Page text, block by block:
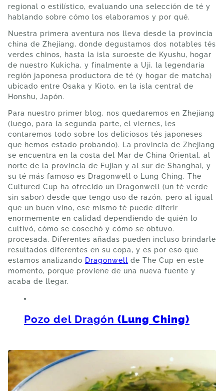
regional o estilístico, evaluando una selección de té y
hablando sobre cómo los elaboramos y por qué.
Nuestra primera aventura nos lleva desde la provincia
china de Zhejiang, donde degustamos dos notables tés
verdes chinos, hasta la isla suroeste de Kyushu, hogar
de nuestro Kukicha, y finalmente a Uji, la legendaria
región japonesa productora de té (y hogar de matcha)
ubicado entre Osaka y Kioto, en la isla central de
Honshu, Japón.
Para nuestro primer blog, nos quedaremos en Zhejiang
(luego, para la segunda parte, el viernes, les
contaremos todo sobre los deliciosos tés japoneses
que hemos estado probando). La provincia de Zhejiang
se encuentra en la costa del Mar de China Oriental, al
norte de la provincia de Fujian y al sur de Shanghai, y
su té más famoso es Dragonwell o Lung Ching. The
Cultured Cup ha ofrecido un Dragonwell (un té verde
sin sabor) desde que tengo uso de razón, pero al igual
que un buen vino, ese mismo té puede diferir
enormemente en calidad dependiendo de quién lo
cultivó, cómo se cosechó y cómo se obtuvo.
procesada. Diferentes añadas pueden incluso brindarle
resultados diferentes en su copa, y es por eso que
estamos analizando Dragonwell de The Cup en este
momento, porque proviene de una nueva fuente y
acaba de llegar.
Pozo del Dragón (Lung Ching)